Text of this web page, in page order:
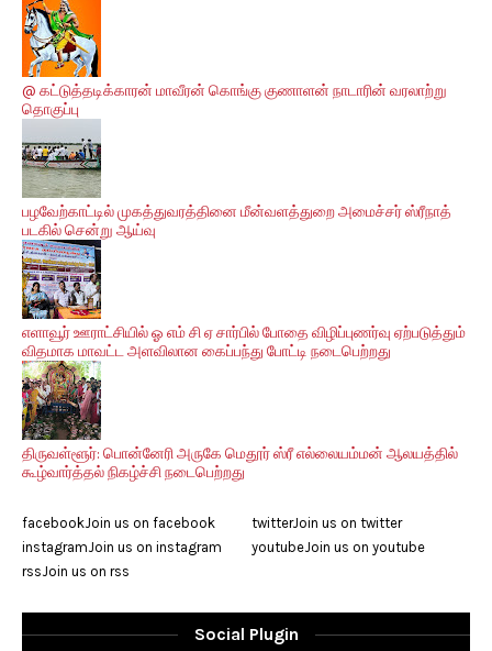
@ கட்டுத்தடிக்காரன் மாவீரன் கொங்கு குணாளன் நாடாரின் வரலாற்று
தொகுப்பு
பழவேற்காட்டில் முகத்துவரத்தினை மீன்வளத்துறை அமைச்சர் ஸ்ரீநாத்
படகில் சென்று ஆய்வு
எளாவூர் ஊராட்சியில் ஓ எம் சி ஏ சார்பில் போதை விழிப்புணர்வு ஏற்படுத்தும்
விதமாக மாவட்ட அளவிலான கைப்பந்து போட்டி நடைபெற்றது
திருவள்ளூர்: பொன்னேரி அருகே மெதூர் ஸ்ரீ எல்லையம்மன் ஆலயத்தில்
கூழ்வார்த்தல் நிகழ்ச்சி நடைபெற்றது
facebookJoin us on facebook twitterJoin us on twitter
instagramJoin us on instagram youtubeJoin us on youtube
rssJoin us on rss
Social Plugin